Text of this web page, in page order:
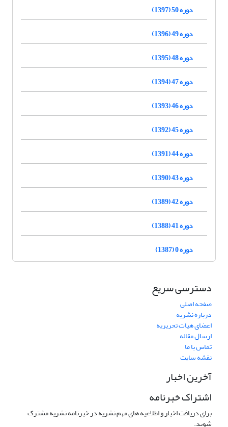
دوره 50 (1397)
دوره 49 (1396)
دوره 48 (1395)
دوره 47 (1394)
دوره 46 (1393)
دوره 45 (1392)
دوره 44 (1391)
دوره 43 (1390)
دوره 42 (1389)
دوره 41 (1388)
دوره 0 (1387)
دسترسی سریع
صفحه اصلی
درباره نشریه
اعضای هیات تحریریه
ارسال مقاله
تماس با ما
نقشه سایت
آخرین اخبار
اشتراک خبرنامه
برای دریافت اخبار و اطلاعیه های مهم نشریه در خبرنامه نشریه مشترک
شوید.